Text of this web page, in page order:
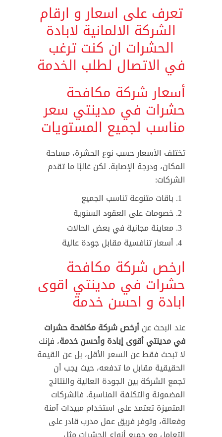
تعرف على اسعار و ارقام
الشركة الالمانية لابادة
الحشرات ان كنت ترغب
في الاتصال لطلب الخدمة
أسعار شركة مكافحة
حشرات في مدينتي سعر
مناسب لجميع المستويات
تختلف الأسعار حسب نوع الحشرة، مساحة
المكان، ودرجة الإصابة. لكن غالبًا ما تقدم
الشركات:
باقات متنوعة تناسب الجميع
خصومات على العقود السنوية
معاينة مجانية في بعض الحالات
أسعار تنافسية مقابل جودة عالية
ارخص شركة مكافحة
حشرات في مدينتي اقوى
ابادة و احسن خدمة
عند البحث عنأرخص شركة مكافحة حشرات
في مدينتي أقوى إبادة وأحسن خدمة، فإنك
لا تبحث فقط عن السعر الأقل، بل عن القيمة
الحقيقية مقابل ما تدفعه، حيث يجب أن
تجمع الشركة بين الجودة العالية والنتائج
المضمونة والتكلفة المناسبة. فالشركات
المتميزة تعتمد على استخدام مبيدات آمنة
وفعالة، وتوفر فريق عمل مدرب قادر على